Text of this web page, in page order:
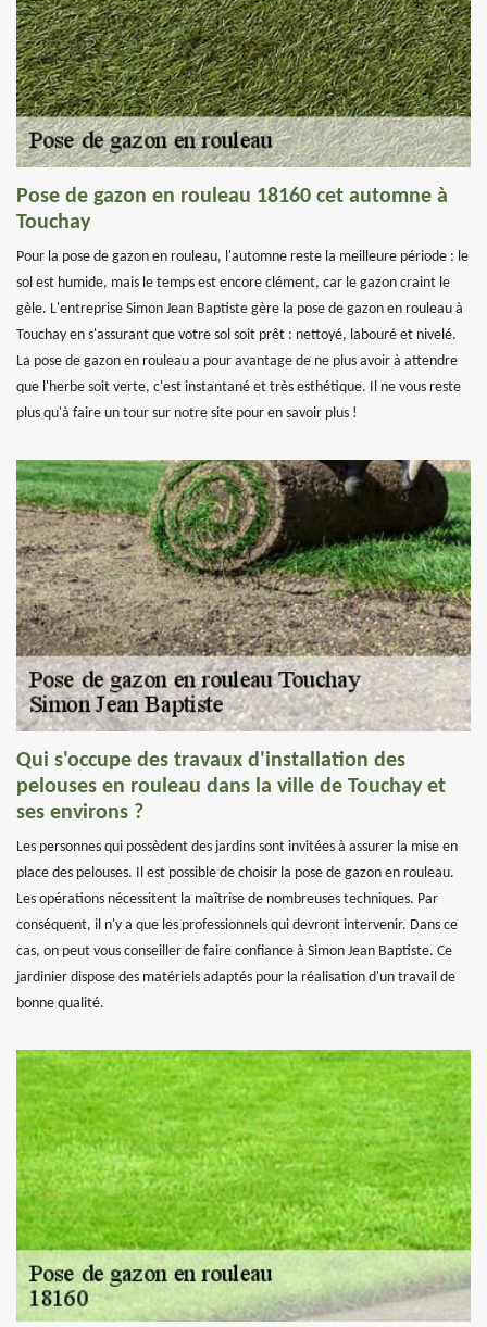
Pose de gazon en rouleau 18160 cet automne à
Touchay
Pour la pose de gazon en rouleau, l'automne reste la meilleure période : le
sol est humide, mais le temps est encore clément, car le gazon craint le
gèle. L'entreprise Simon Jean Baptiste gère la pose de gazon en rouleau à
Touchay en s'assurant que votre sol soit prêt : nettoyé, labouré et nivelé.
La pose de gazon en rouleau a pour avantage de ne plus avoir à attendre
que l'herbe soit verte, c'est instantané et très esthétique. Il ne vous reste
plus qu'à faire un tour sur notre site pour en savoir plus !
Qui s'occupe des travaux d'installation des
pelouses en rouleau dans la ville de Touchay et
ses environs ?
Les personnes qui possèdent des jardins sont invitées à assurer la mise en
place des pelouses. Il est possible de choisir la pose de gazon en rouleau.
Les opérations nécessitent la maîtrise de nombreuses techniques. Par
conséquent, il n'y a que les professionnels qui devront intervenir. Dans ce
cas, on peut vous conseiller de faire confiance à Simon Jean Baptiste. Ce
jardinier dispose des matériels adaptés pour la réalisation d'un travail de
bonne qualité.